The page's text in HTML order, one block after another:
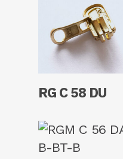
Read More
RG C 58 DU